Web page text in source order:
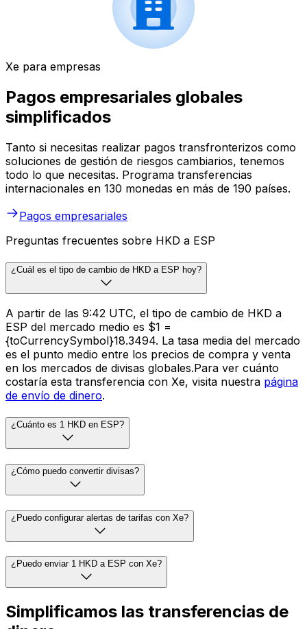
Xe para empresas
Pagos empresariales globales
simplificados
Tanto si necesitas realizar pagos transfronterizos como
soluciones de gestión de riesgos cambiarios, tenemos
todo lo que necesitas. Programa transferencias
internacionales en 130 monedas en más de 190 países.
Pagos empresariales
Preguntas frecuentes sobre HKD a ESP
¿Cuál es el tipo de cambio de HKD a ESP hoy?
A partir de las 9:42 UTC, el tipo de cambio de HKD a
ESP del mercado medio es $1 =
{toCurrencySymbol}18.3494. La tasa media del mercado
es el punto medio entre los precios de compra y venta
en los mercados de divisas globales.Para ver cuánto
costaría esta transferencia con Xe, visita nuestra página
de envío de dinero.
¿Cuánto es 1 HKD en ESP?
¿Cómo puedo convertir divisas?
¿Puedo configurar alertas de tarifas con Xe?
¿Puedo enviar 1 HKD a ESP con Xe?
Simplificamos las transferencias de